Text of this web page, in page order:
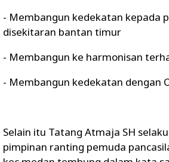
- Membangun kedekatan kepada
disekitaran bantan timur
- Membangun ke harmonisan
- Membangun kedekatan dengan
Selain itu Tatang Atmaja SH
pimpinan ranting pemuda